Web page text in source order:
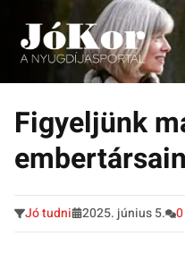
Tovább
tartalomra
Tudnivalók,
Figyeljünk
Jó tudni 2025. június 5. 0